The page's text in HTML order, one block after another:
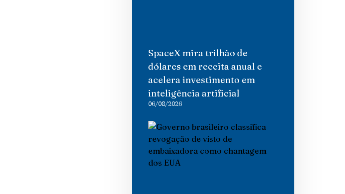
SpaceX mira trilhão de
dólares em receita anual e
acelera investimento em
inteligência artificial
06/08/2026